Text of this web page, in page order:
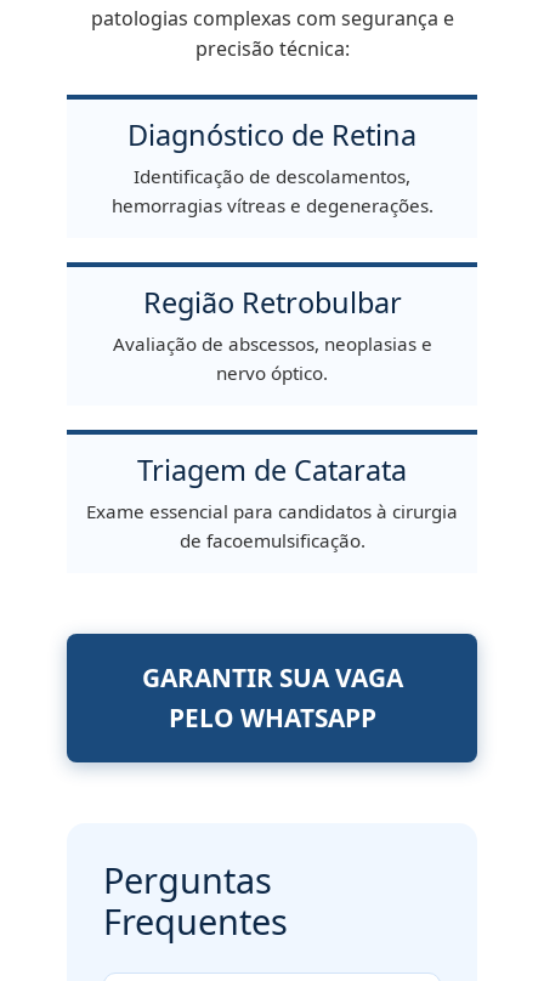
patologias complexas com segurança e
precisão técnica:
Diagnóstico de Retina
Identificação de descolamentos,
hemorragias vítreas e degenerações.
Região Retrobulbar
Avaliação de abscessos, neoplasias e
nervo óptico.
Triagem de Catarata
Exame essencial para candidatos à cirurgia
de facoemulsificação.
GARANTIR SUA VAGA
PELO WHATSAPP
Perguntas
Frequentes